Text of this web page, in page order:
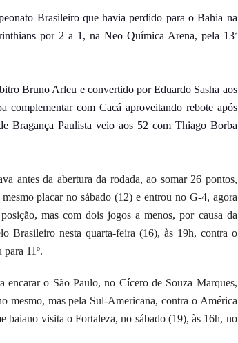
Brasileiro que havia perdido para o Bahia na
por 2 a 1, na Neo Química Arena, pela 13ª
Bruno Arleu e convertido por Eduardo Sasha aos
complementar com Cacá aproveitando rebote após
Bragança Paulista veio aos 52 com Thiago Borba
antes da abertura da rodada, ao somar 26 pontos,
placar no sábado (12) e entrou no G-4, agora
mas com dois jogos a menos, por causa da
Brasileiro nesta quarta-feira (16), às 19h, contra o
11º.
encarar o São Paulo, no Cícero de Souza Marques,
mesmo, mas pela Sul-Americana, contra o América
visita o Fortaleza, no sábado (19), às 16h, no